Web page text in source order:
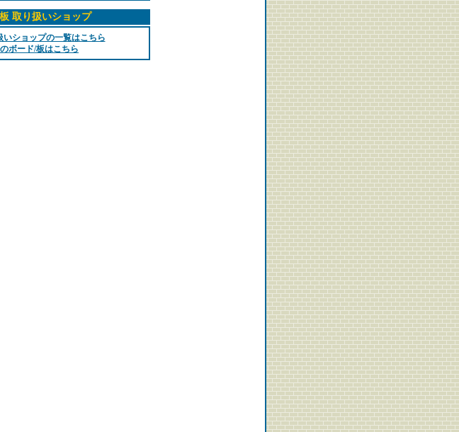
取り扱いショップ
ショップの一覧はこちら
ボード/板はこちら